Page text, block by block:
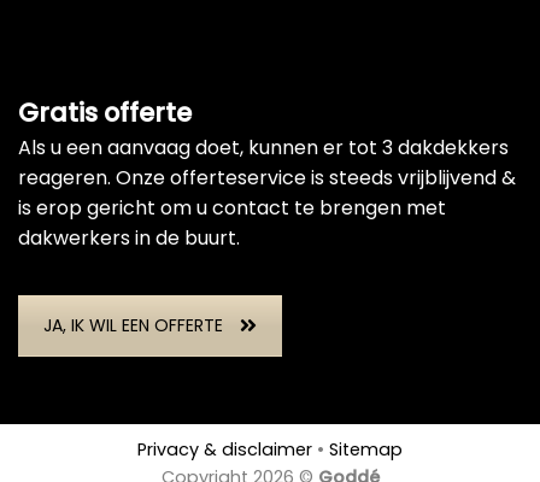
Gratis offerte
Als u een aanvaag doet, kunnen er tot 3 dakdekkers
reageren. Onze offerteservice is steeds vrijblijvend &
is erop gericht om u contact te brengen met
dakwerkers in de buurt.
JA, IK WIL EEN OFFERTE
Privacy & disclaimer • Sitemap
Copyright 2026 © Goddé